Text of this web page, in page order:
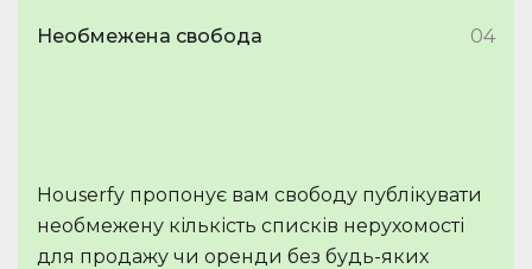
Необмежена свобода 04
Houserfy пропонує вам свободу публікувати
необмежену кількість списків нерухомості
для продажу чи оренди без будь-яких